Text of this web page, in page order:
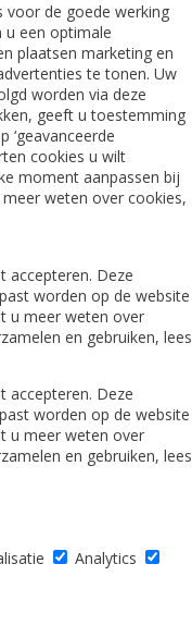
voor de goede werking
u een optimale
plaatsen marketing en
te tonen. Uw
worden via deze
geeft u toestemming
‘geavanceerde
cookies u wilt
moment aanpassen bij
meer weten over cookies,
accepteren. Deze
worden op de website
u meer weten over
en gebruiken, lees
accepteren. Deze
worden op de website
u meer weten over
en gebruiken, lees
Analytics